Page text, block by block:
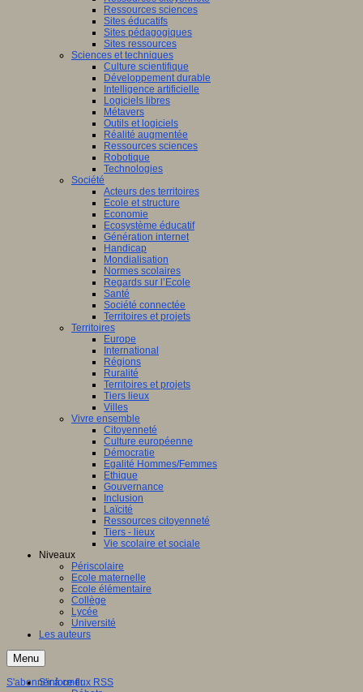
Ressources sciences
Sites éducatifs
Sites pédagogiques
Sites ressources
Sciences et techniques
Culture scientifique
Développement durable
Intelligence artificielle
Logiciels libres
Métavers
Outils et logiciels
Réalité augmentée
Ressources sciences
Robotique
Technologies
Société
Acteurs des territoires
Ecole et structure
Economie
Ecosystème éducatif
Génération internet
Handicap
Mondialisation
Normes scolaires
Regards sur l’Ecole
Santé
Société connectée
Territoires et projets
Territoires
Europe
International
Régions
Ruralité
Territoires et projets
Tiers lieux
Villes
Vivre ensemble
Citoyenneté
Culture européenne
Démocratie
Egalité Hommes/Femmes
Ethique
Gouvernance
Inclusion
Laïcité
Ressources citoyenneté
Tiers - lieux
Vie scolaire et sociale
Niveaux
Périscolaire
Ecole maternelle
Ecole élémentaire
Collège
Lycée
Université
Les auteurs
Menu
S'informer
S'abonner à ce flux RSS